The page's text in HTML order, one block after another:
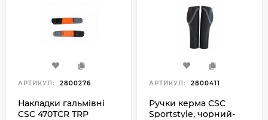
АРТИКУЛ: 2800276
Накладки гальмівні
CSC 470TCR TRP
АРТИКУЛ: 2800411
Ручки керма CSC
Sportstyle, чорний-